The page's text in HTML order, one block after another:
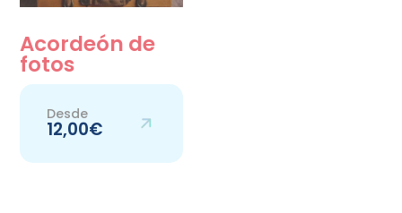
Acordeón de
fotos
Desde
12,00€